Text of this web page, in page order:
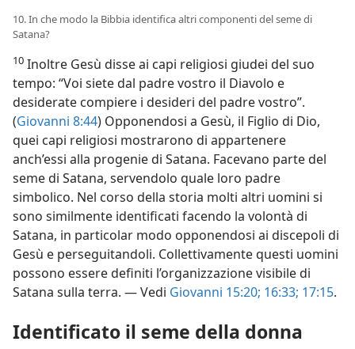
10. In che modo la Bibbia identifica altri componenti del seme di
Satana?
10 Inoltre Gesù disse ai capi religiosi giudei del suo
tempo: “Voi siete dal padre vostro il Diavolo e
desiderate compiere i desideri del padre vostro”.
(Giovanni 8:44) Opponendosi a Gesù, il Figlio di Dio,
quei capi religiosi mostrarono di appartenere
anch’essi alla progenie di Satana. Facevano parte del
seme di Satana, servendolo quale loro padre
simbolico. Nel corso della storia molti altri uomini si
sono similmente identificati facendo la volontà di
Satana, in particolar modo opponendosi ai discepoli di
Gesù e perseguitandoli. Collettivamente questi uomini
possono essere definiti l’organizzazione visibile di
Satana sulla terra. — Vedi Giovanni 15:20; 16:33; 17:15.
Identificato il seme della donna